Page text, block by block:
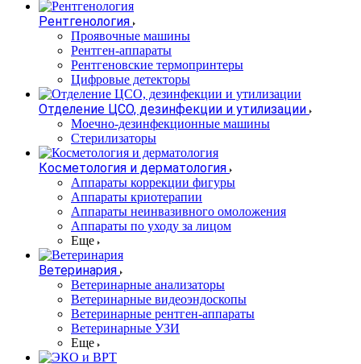
Рентгенология
Проявочные машины
Рентген-аппараты
Рентгеновские термопринтеры
Цифровые детекторы
Отделение ЦСО, дезинфекции и утилизации
Моечно-дезинфекционные машины
Стерилизаторы
Косметология и дерматология
Аппараты коррекции фигуры
Аппараты криотерапии
Аппараты неинвазивного омоложения
Аппараты по уходу за лицом
Еще
Ветеринария
Ветеринарные анализаторы
Ветеринарные видеоэндоскопы
Ветеринарные рентген-аппараты
Ветеринарные УЗИ
Еще